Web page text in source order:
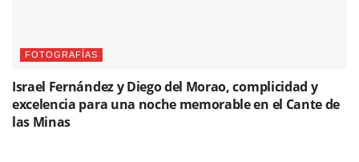
FOTOGRAFÍAS
Israel Fernández y Diego del Morao, complicidad y
excelencia para una noche memorable en el Cante de
las Minas